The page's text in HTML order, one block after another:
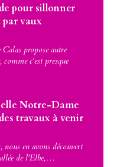
pour sillonner
par vaux
propose autre
comme c'est presque
Notre-Dame
travaux à venir
nous en avons découvert
de l'Elbe,…